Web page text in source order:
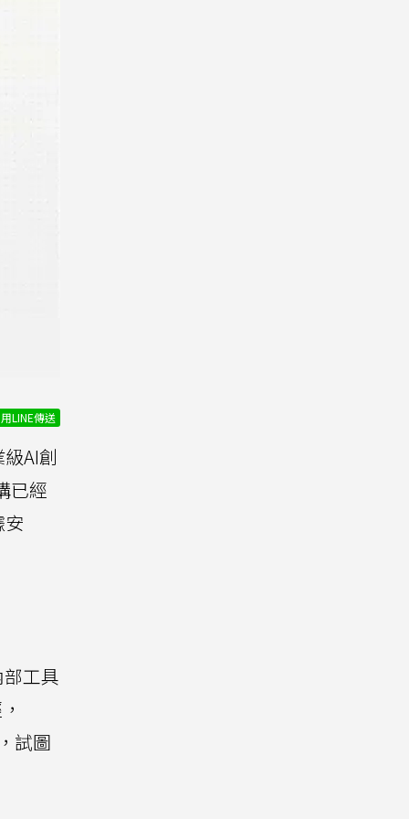
用LINE傳送
AI創
已經
工具
試圖